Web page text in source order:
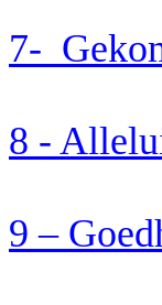
7-
8 -
9 –